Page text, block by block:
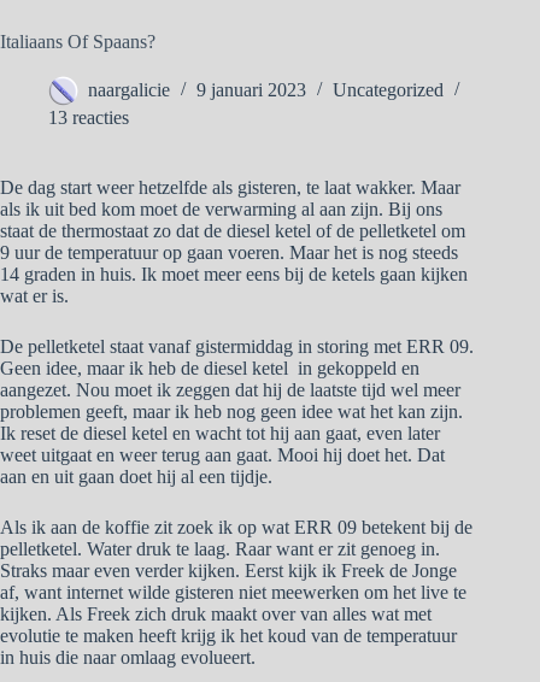
Italiaans Of Spaans?
naargalicie 9 januari 2023
Uncategorized
13 reacties
De dag start weer hetzelfde als gisteren, te laat wakker. Maar
als ik uit bed kom moet de verwarming al aan zijn. Bij ons
staat de thermostaat zo dat de diesel ketel of de pelletketel om
9 uur de temperatuur op gaan voeren. Maar het is nog steeds
14 graden in huis. Ik moet meer eens bij de ketels gaan kijken
wat er is.
De pelletketel staat vanaf gistermiddag in storing met ERR 09.
Geen idee, maar ik heb de diesel ketel in gekoppeld en
aangezet. Nou moet ik zeggen dat hij de laatste tijd wel meer
problemen geeft, maar ik heb nog geen idee wat het kan zijn.
Ik reset de diesel ketel en wacht tot hij aan gaat, even later
weet uitgaat en weer terug aan gaat. Mooi hij doet het. Dat
aan en uit gaan doet hij al een tijdje.
Als ik aan de koffie zit zoek ik op wat ERR 09 betekent bij de
pelletketel. Water druk te laag. Raar want er zit genoeg in.
Straks maar even verder kijken. Eerst kijk ik Freek de Jonge
af, want internet wilde gisteren niet meewerken om het live te
kijken. Als Freek zich druk maakt over van alles wat met
evolutie te maken heeft krijg ik het koud van de temperatuur
in huis die naar omlaag evolueert.